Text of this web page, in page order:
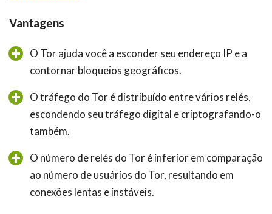
Vantagens
O Tor ajuda você a esconder seu endereço IP e a
contornar bloqueios geográficos.
O tráfego do Tor é distribuído entre vários relés,
escondendo seu tráfego digital e criptografando-o
também.
O número de relés do Tor é inferior em comparação
ao número de usuários do Tor, resultando em
conexões lentas e instáveis.